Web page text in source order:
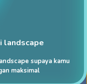
landscape
supaya kamu
maksimal